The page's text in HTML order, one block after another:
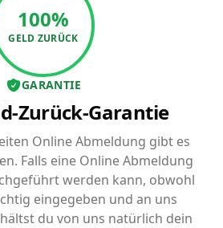
100%
GELD ZURÜCK
GARANTIE
Zurück-Garantie
Online Abmeldung gibt es
Falls eine Online Abmeldung
werden kann, obwohl
eingegeben und an uns
du von uns natürlich dein